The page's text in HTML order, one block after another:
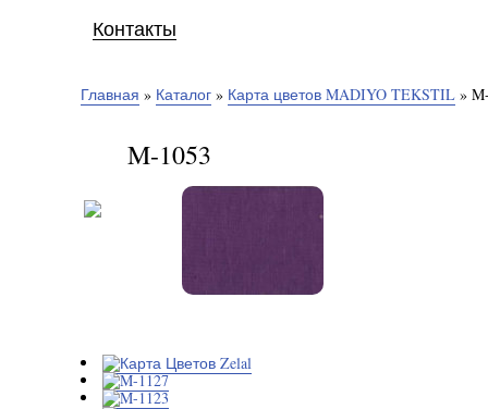
Контакты
Главная » Каталог » Карта цветов MADIYO TEKSTIL »
M-1053